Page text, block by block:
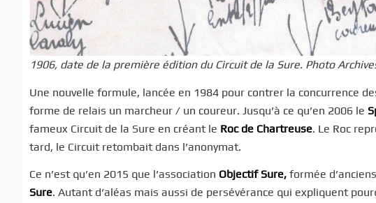
1906, date de la première édition du Circuit de la Sure. Photo
Une nouvelle formule, lancée en 1984 pour contrer la concurrence
forme de relais un marcheur / un coureur. Jusqu’à ce qu’en 2006 le
fameux Circuit de la Sure en créant le Roc de Chartreuse. Le Roc
tard, le Circuit retombait dans l’anonymat.
Ce n’est qu’en 2015 que l’association Objectif Sure, formée
Sure. Autant d’aléas mais aussi de persévérance qui expliquent